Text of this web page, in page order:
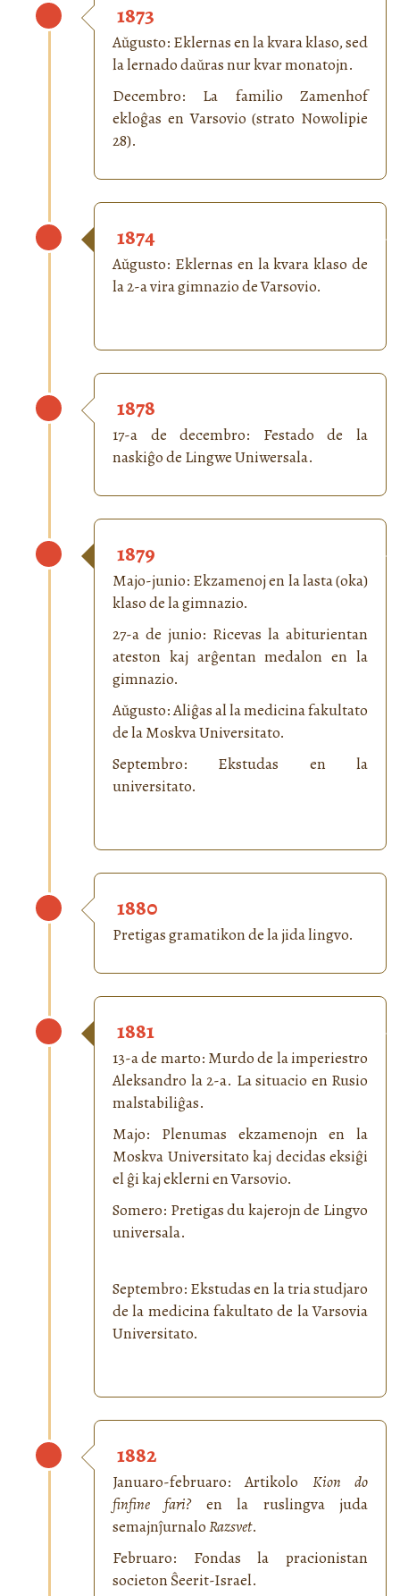
1873
Aŭgusto: Eklernas en la kvara klaso, sed
la lernado daŭras nur kvar monatojn.
Decembro: La familio Zamenhof
ekloĝas en Varsovio (strato Nowolipie
28).
1874
Aŭgusto: Eklernas en la kvara klaso de
la 2-a vira gimnazio de Varsovio.
1878
17-a de decembro: Festado de la
naskiĝo de Lingwe Uniwersala.
1879
Majo-junio: Ekzamenoj en la lasta (oka)
klaso de la gimnazio.
27-a de junio: Ricevas la abiturientan
ateston kaj arĝentan medalon en la
gimnazio.
Aŭgusto: Aliĝas al la medicina fakultato
de la Moskva Universitato.
Septembro: Ekstudas en la
universitato.
1880
Pretigas gramatikon de la jida lingvo.
1881
13-a de marto: Murdo de la imperiestro
Aleksandro la 2-a. La situacio en Rusio
malstabiliĝas.
Majo: Plenumas ekzamenojn en la
Moskva Universitato kaj decidas eksiĝi
el ĝi kaj eklerni en Varsovio.
Somero: Pretigas du kajerojn de Lingvo
universala.
Septembro: Ekstudas en la tria studjaro
de la medicina fakultato de la Varsovia
Universitato.
1882
Januaro-februaro: Artikolo Kion do
finfine fari?en la ruslingva juda
semajnĵurnaloRazsvet.
Februaro: Fondas la pracionistan
societon Ŝeerit-Israel.